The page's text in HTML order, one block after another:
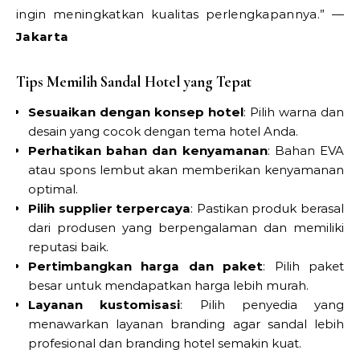
ingin meningkatkan kualitas perlengkapannya.” —
Jakarta
Tips Memilih Sandal Hotel yang Tepat
Sesuaikan dengan konsep hotel: Pilih warna dan
desain yang cocok dengan tema hotel Anda.
Perhatikan bahan dan kenyamanan: Bahan EVA
atau spons lembut akan memberikan kenyamanan
optimal.
Pilih supplier terpercaya: Pastikan produk berasal
dari produsen yang berpengalaman dan memiliki
reputasi baik.
Pertimbangkan harga dan paket: Pilih paket
besar untuk mendapatkan harga lebih murah.
Layanan kustomisasi: Pilih penyedia yang
menawarkan layanan branding agar sandal lebih
profesional dan branding hotel semakin kuat.